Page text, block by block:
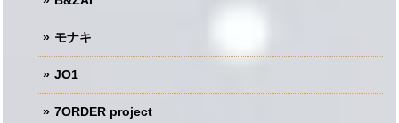
モナキ
JO1
7ORDER project